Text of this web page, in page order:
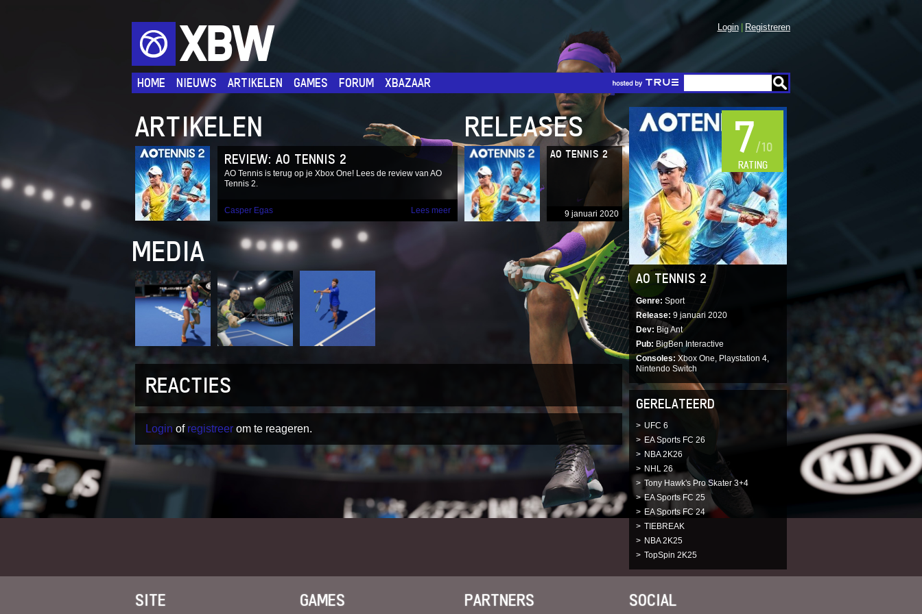
XBW Registreren
Login
HOME NIEUWS ARTIKELEN GAMES FORUM XBAZAAR
ARTIKELEN
REVIEW: AO TENNIS 2
AO Tennis is terug op je Xbox One! Lees de review van AO
Tennis 2.
Casper Egas Lees meer
RELEASES
AO TENNIS 2
9 januari 2020
MEDIA
REACTIES
Login of registreer om te reageren.
RATING
7/10
AO TENNIS 2
Genre Sport
Release 9 januari 2020
Dev Big Ant
Pub BigBen Interactive
Consoles Xbox One, Playstation 4,
Nintendo Switch
GERELATEERD
UFC 6
EA Sports FC 26
NBA 2K26
NHL 26
Tony Hawk's Pro Skater 3+4
EA Sports FC 25
EA Sports FC 24
TIEBREAK
NBA 2K25
TopSpin 2K25
SITE GAMES PARTNERS SOCIAL